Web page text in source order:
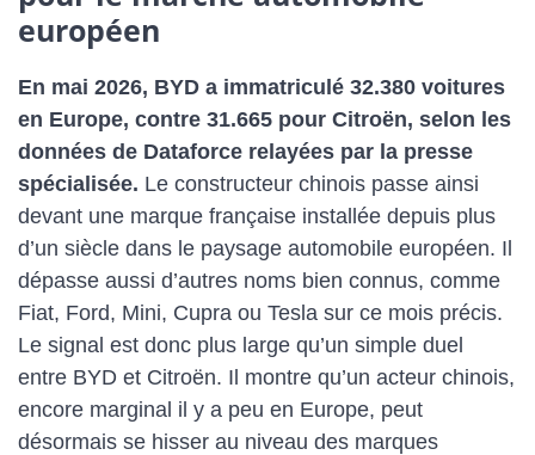
européen
En mai 2026, BYD a immatriculé 32.380 voitures
en Europe, contre 31.665 pour Citroën, selon les
données de Dataforce relayées par la presse
spécialisée. Le constructeur chinois passe ainsi
devant une marque française installée depuis plus
d’un siècle dans le paysage automobile européen. Il
dépasse aussi d’autres noms bien connus, comme
Fiat, Ford, Mini, Cupra ou Tesla sur ce mois précis.
Le signal est donc plus large qu’un simple duel
entre BYD et Citroën. Il montre qu’un acteur chinois,
encore marginal il y a peu en Europe, peut
désormais se hisser au niveau des marques